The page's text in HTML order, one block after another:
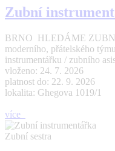
Zubní
BRNO HLEDÁME
moderního, přátelského
instrumentářku / zubního
vloženo: 24. 7. 2026
platnost do: 22. 9. 2026
lokalita: Ghegova 1019/1
více
Zubní sestra